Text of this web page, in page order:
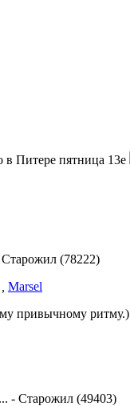
в Питере пятница 13е
Старожил (78222)
Marsel
привычному ритму.)
- Старожил (49403)